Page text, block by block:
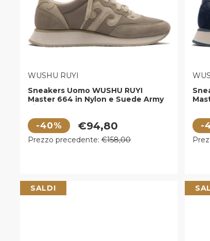
VENDITORE:
WUSHU RUYI
Sneakers Uomo WUSHU RUYI
Master 664 in Nylon e Suede Army
-40%
Prezzo di vendita€94,80
Prezzo regolare
Prezzo precedente: €158,00
-
SALDI